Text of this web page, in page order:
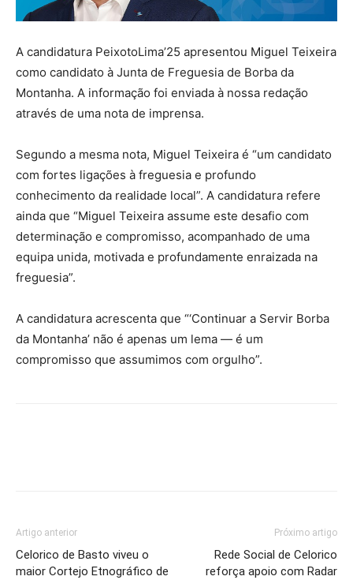
A candidatura PeixotoLima’25 apresentou Miguel Teixeira
como candidato à Junta de Freguesia de Borba da
Montanha. A informação foi enviada à nossa redação
através de uma nota de imprensa.
Segundo a mesma nota, Miguel Teixeira é “um candidato
com fortes ligações à freguesia e profundo
conhecimento da realidade local”. A candidatura refere
ainda que “Miguel Teixeira assume este desafio com
determinação e compromisso, acompanhado de uma
equipa unida, motivada e profundamente enraizada na
freguesia”.
A candidatura acrescenta que “‘Continuar a Servir Borba
da Montanha’ não é apenas um lema — é um
compromisso que assumimos com orgulho”.
Artigo anterior
Celorico de Basto viveu o
maior Cortejo Etnográfico de
Próximo artigo
Rede Social de Celorico
reforça apoio com Radar